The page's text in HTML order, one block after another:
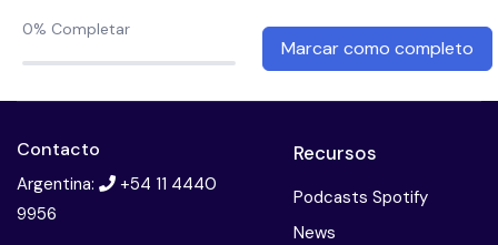
Score de Michigan – Otros estudios diagnósticos
Clasificaciones – TEXAS – SINBAD
Scores pronósticos – WIFI – SAN ELIAN
0% Completar
Marcar como completo
Contacto
Argentina:
+54 11 4440
9956
Recursos
Podcasts Spotify
News